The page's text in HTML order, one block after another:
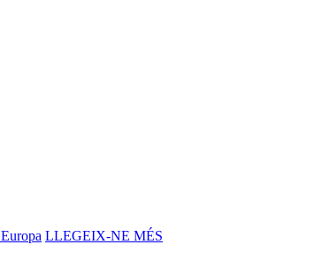
LLEGEIX-NE MÉS